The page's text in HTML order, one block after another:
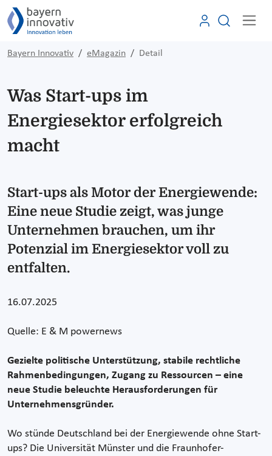
Bayern Innovativ eMagazin Detail
Was Start-ups im
Energiesektor erfolgreich
macht
Start-ups als Motor der Energiewende:
Eine neue Studie zeigt, was junge
Unternehmen brauchen, um ihr
Potenzial im Energiesektor voll zu
entfalten.
16.07.2025
Quelle: E & M powernews
Gezielte politische Unterstützung, stabile rechtliche
Rahmenbedingungen, Zugang zu Ressourcen – eine
neue Studie beleuchte Herausforderungen für
Unternehmensgründer.
Wo stünde Deutschland bei der Energiewende ohne Start-
ups? Die Universität Münster und die Fraunhofer-